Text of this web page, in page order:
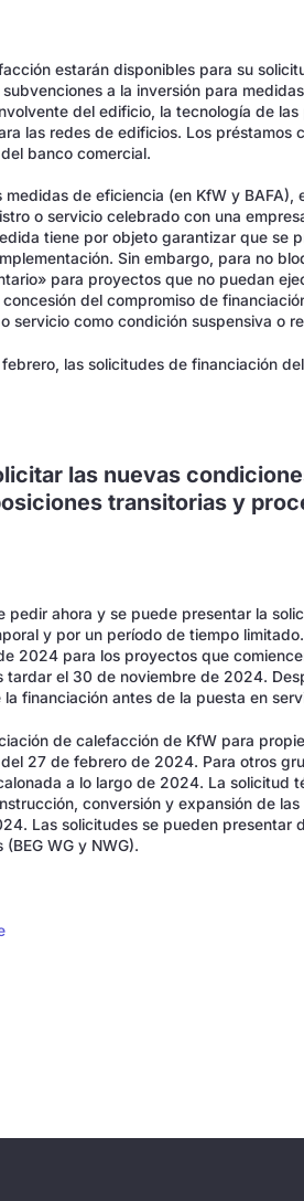
estarán disponibles para su
a la inversión para
del edificio, la tecnología de las
las redes de edificios. Los préstamos
banco comercial.
de eficiencia (en KfW y BAFA),
o servicio celebrado con una
tiene por objeto garantizar que se
Sin embargo, para no
para proyectos que no puedan
del compromiso de
servicio como condición suspensiva o
las solicitudes de financiación
las nuevas
transitorias y
pedir ahora y se puede presentar la
y por un período de tiempo
2024 para los proyectos que
el 30 de noviembre de 2024.
financiación antes de la puesta en
de calefacción de KfW para
27 de febrero de 2024. Para otros
a lo largo de 2024. La solicitud
conversión y expansión de
Las solicitudes se pueden presentar
WG y NWG).